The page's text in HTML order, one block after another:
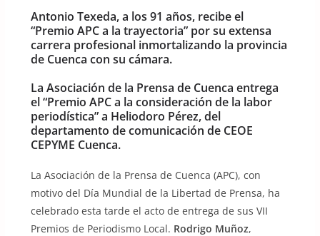
Antonio Texeda, a los 91 años, recibe el
“Premio APC a la trayectoria” por su extensa
carrera profesional inmortalizando la provincia
de Cuenca con su cámara.
La Asociación de la Prensa de Cuenca entrega
el “Premio APC a la consideración de la labor
periodística” a Heliodoro Pérez, del
departamento de comunicación de CEOE
CEPYME Cuenca.
La Asociación de la Prensa de Cuenca (APC), con
motivo del Día Mundial de la Libertad de Prensa, ha
celebrado esta tarde el acto de entrega de sus VII
Premios de Periodismo Local. Rodrigo Muñoz,